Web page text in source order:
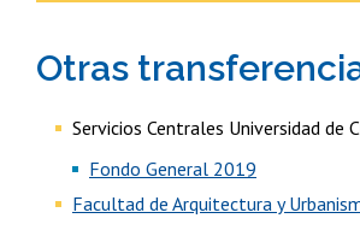
Otras
Servicios Centrales Universidad de
Fondo General 2019
Facultad de Arquitectura y